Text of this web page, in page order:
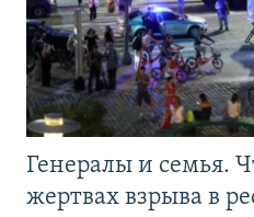
Генералы и семья.
жертвах взрыва в